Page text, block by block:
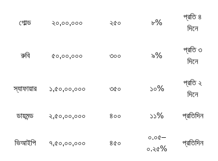
গোল্ড ২০,০০,০০০ ২৫০ ৮%
প্রতি ৪
দিনে
রুবি ৫০,০০,০০০ ৩০০ ৯%
প্রতি ৩
দিনে
স্যাফায়ার ১,৫০,০০,০০০ ৩৫০ ১০%
প্রতি ২
দিনে
ডায়মন্ড ২,৫০,০০,০০০ ৪০০ ১১% প্রতিদিন
ভিআইপি ৭,৫০,০০,০০০ ৪৫০
০.০৫–
০.২৫%
প্রতিদিন